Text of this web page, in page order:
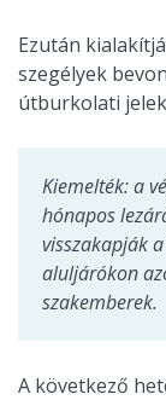
Ezután
szegélyek
útburkolati
Kiemelték: a
hónapos
visszakapják
aluljárókon
szakemberek.
A következő